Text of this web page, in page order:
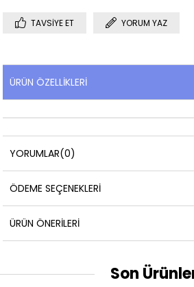
TAVSIYE ET YORUM YAZ
ÜRÜN ÖZELLIKLERI
YORUMLAR(0)
ÖDEME SEÇENEKLERI
ÜRÜN ÖNERILERI
Son